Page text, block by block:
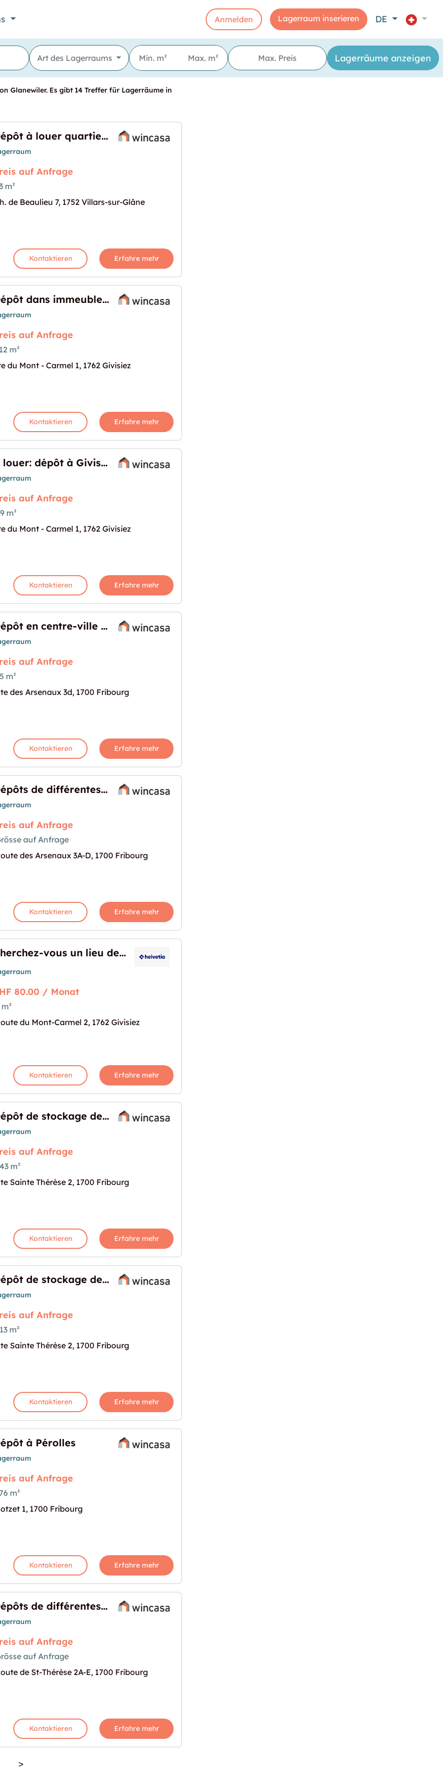
Anmelden Lagerraum inserieren DE
Art des Lagerraums
Glanewiler. Es gibt 14 Treffer für Lagerräume in
Bild für "Dépôt à louer quartier Beaulieu"
Dépôt à louer quartier Beaulieu
auf Anfrage
m²
de Beaulieu 7, 1752 Villars-sur-Glâne
Kontaktieren Erfahre mehr
Bild für "Dépôt dans immeuble administratif"
Dépôt dans immeuble administratif
auf Anfrage
m²
du Mont - Carmel 1, 1762 Givisiez
Kontaktieren Erfahre mehr
Bild für "A louer: dépôt à Givisiez"
A louer: dépôt à Givisiez
auf Anfrage
m²
du Mont - Carmel 1, 1762 Givisiez
Kontaktieren Erfahre mehr
idéal !"
Bild für "Dépôt en centre-ville – Emplacement idéal !"
Dépôt en centre-ville – Emplacement idéal !
auf Anfrage
m²
des Arsenaux 3d, 1700 Fribourg
Kontaktieren Erfahre mehr
Bild für "Dépôts de différentes grandeurs"
Dépôts de différentes grandeurs
auf Anfrage
auf Anfrage
des Arsenaux 3A-D, 1700 Fribourg
Kontaktieren Erfahre mehr
stockage?"
Bild für "Cherchez-vous un lieu de stockage?"
Cherchez-vous un lieu de stockage?
80.00 / Monat
du Mont-Carmel 2, 1762 Givisiez
Kontaktieren Erfahre mehr
m²"
Bild für "Dépôt de stockage de 243 m²"
Dépôt de stockage de 243 m²
auf Anfrage
m²
Sainte Thérèse 2, 1700 Fribourg
Kontaktieren Erfahre mehr
m²"
Bild für "Dépôt de stockage de 213 m²"
Dépôt de stockage de 213 m²
auf Anfrage
m²
Sainte Thérèse 2, 1700 Fribourg
Kontaktieren Erfahre mehr
Bild für "Dépôt à Pérolles"
à Pérolles
auf Anfrage
m²
1, 1700 Fribourg
Kontaktieren Erfahre mehr
Bild für "Dépôts de différentes grandeurs"
Dépôts de différentes grandeurs
auf Anfrage
auf Anfrage
de St-Thérèse 2A-E, 1700 Fribourg
Kontaktieren Erfahre mehr
>